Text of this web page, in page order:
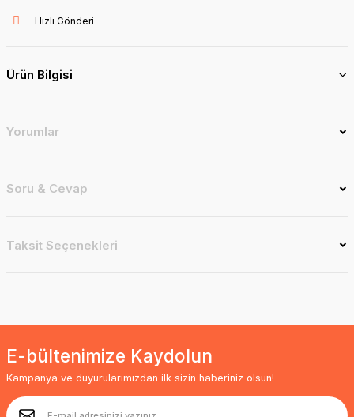
Hızlı Gönderi
Ürün Bilgisi
Yorumlar
Soru & Cevap
Taksit Seçenekleri
E-bültenimize Kaydolun
Kampanya ve duyurularımızdan ilk sizin haberiniz olsun!